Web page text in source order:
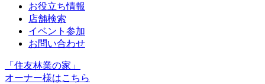
お役立ち情報
店舗検索
イベント参加
お問い合わせ
「住友林業の家」
オーナー様はこちら